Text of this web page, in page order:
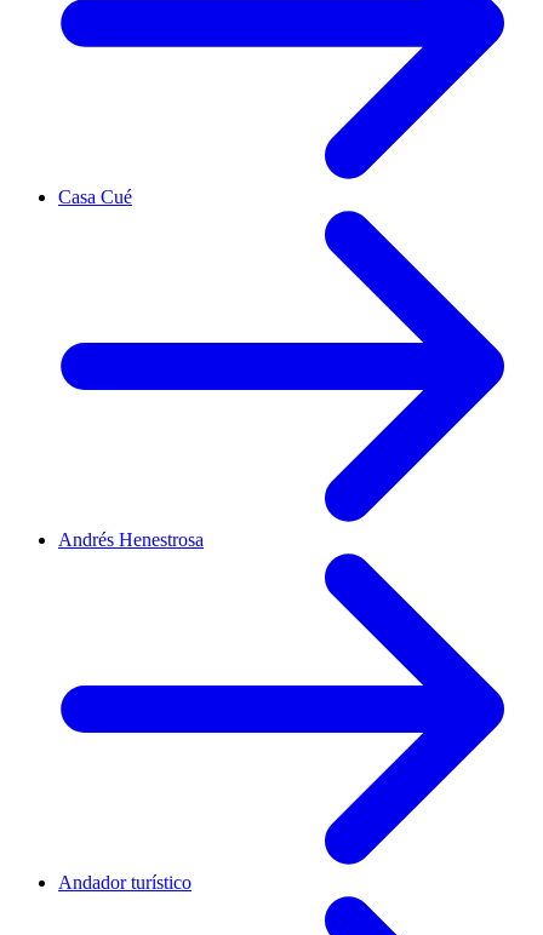
Casa Cué
Andrés Henestrosa
Andador turístico